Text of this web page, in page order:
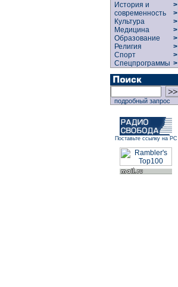
История и
современность
>
>
Культура
>
Медицина
>
Образование
>
Религия
>
Спорт
>
Спецпрограммы >
подробный запрос
Поставьте ссылку на РС